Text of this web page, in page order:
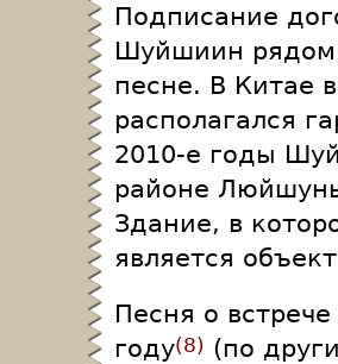
Подписание
Шуйшиин рядом
песне. В Китае
располагался
2010-е годы
районе
Здание, в
является
Песня о
году 8
(по